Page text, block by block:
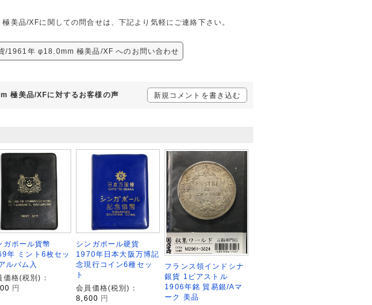
品/XFに関しての問合せは、下記より気軽にご連絡下さい。
/1961年 φ18.0mm 極美品/XF へのお問い合わせ
極美品/XFに対するお客様の声 新規コメントを書き込む
ガポール貨幣
年 ミント6枚セッ
ルバム入
価格(税別)：
円
シンガポール硬貨
1970年日本大阪万博記
念現行コイン6種セッ
ト
会員価格(税別)：
8,600 円
フランス領インドシナ
銀貨 1ピアストル
1906年銘 貿易銀/Aマ
ーク 美品